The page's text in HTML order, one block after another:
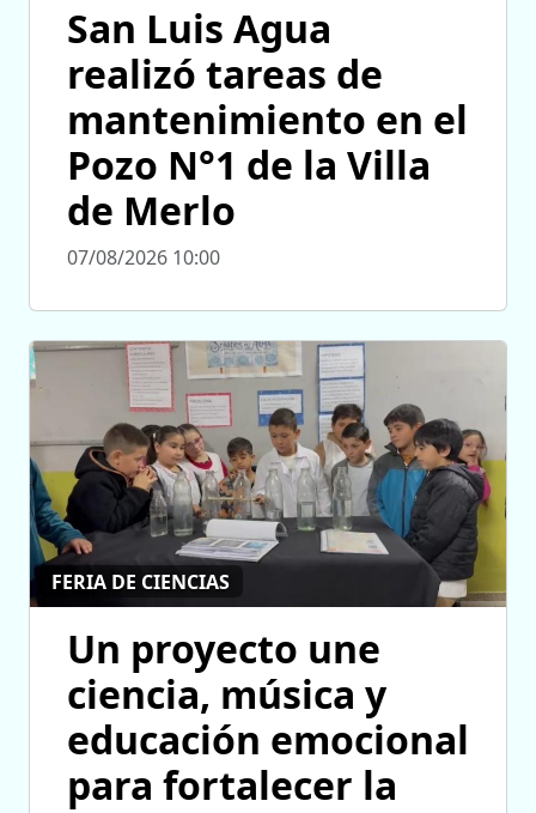
San Luis Agua
realizó tareas de
mantenimiento en el
Pozo N°1 de la Villa
de Merlo
07/08/2026 10:00
FERIA DE CIENCIAS
Un proyecto une
ciencia, música y
educación emocional
para fortalecer la